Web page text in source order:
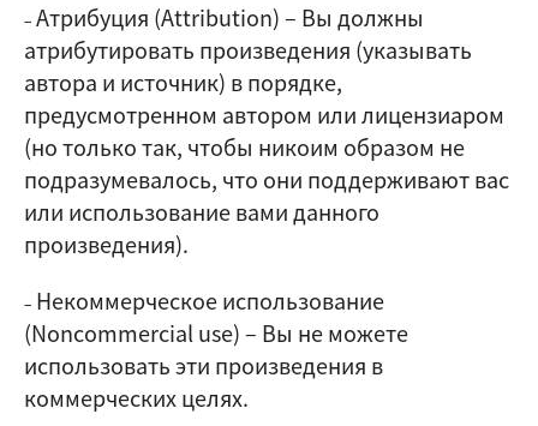
– Атрибуция (Attribution)– Вы должны
атрибутировать произведения (указывать
автора и источник) в порядке,
предусмотренном автором или лицензиаром
(но только так, чтобы никоим образом не
подразумевалось, что они поддерживают вас
или использование вами данного
произведения).
– Некоммерческое использование
(Noncommercial use)– Вы не можете
использовать эти произведения в
коммерческих целях.